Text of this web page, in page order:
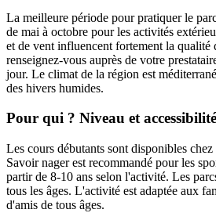
La meilleure période pour pratiquer le
de mai à octobre pour les activités
et de vent influencent fortement la qualité
renseignez-vous auprès de votre
jour. Le climat de la région est
des hivers humides.
Pour qui ? Niveau et accessibilité
Les cours débutants sont disponibles
Savoir nager est recommandé pour les
partir de 8-10 ans selon l'activité. Les
tous les âges. L'activité est adaptée aux
d'amis de tous âges.